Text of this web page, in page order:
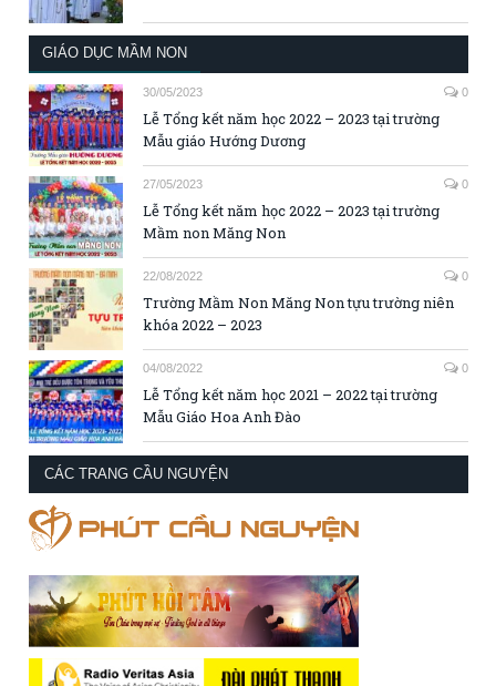
GIÁO DỤC MẦM NON
30/05/2023 0
Lễ Tổng kết năm học 2022 – 2023 tại trường
Mẫu giáo Hướng Dương
27/05/2023 0
Lễ Tổng kết năm học 2022 – 2023 tại trường
Mầm non Măng Non
22/08/2022 0
Trường Mầm Non Măng Non tựu trường niên
khóa 2022 – 2023
04/08/2022 0
Lễ Tổng kết năm học 2021 – 2022 tại trường
Mẫu Giáo Hoa Anh Đào
CÁC TRANG CẦU NGUYỆN